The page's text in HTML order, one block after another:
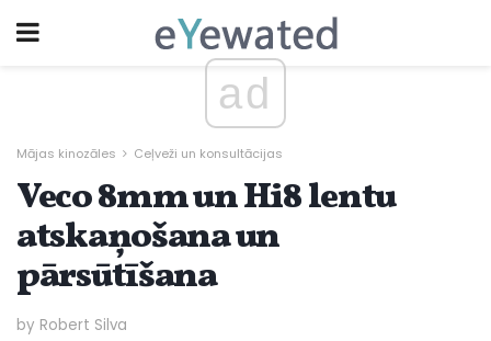
ad
Mājas kinozāles Ceļveži un konsultācijas
Veco 8mm un Hi8 lentu
atskaņošana un
pārsūtīšana
by Robert Silva